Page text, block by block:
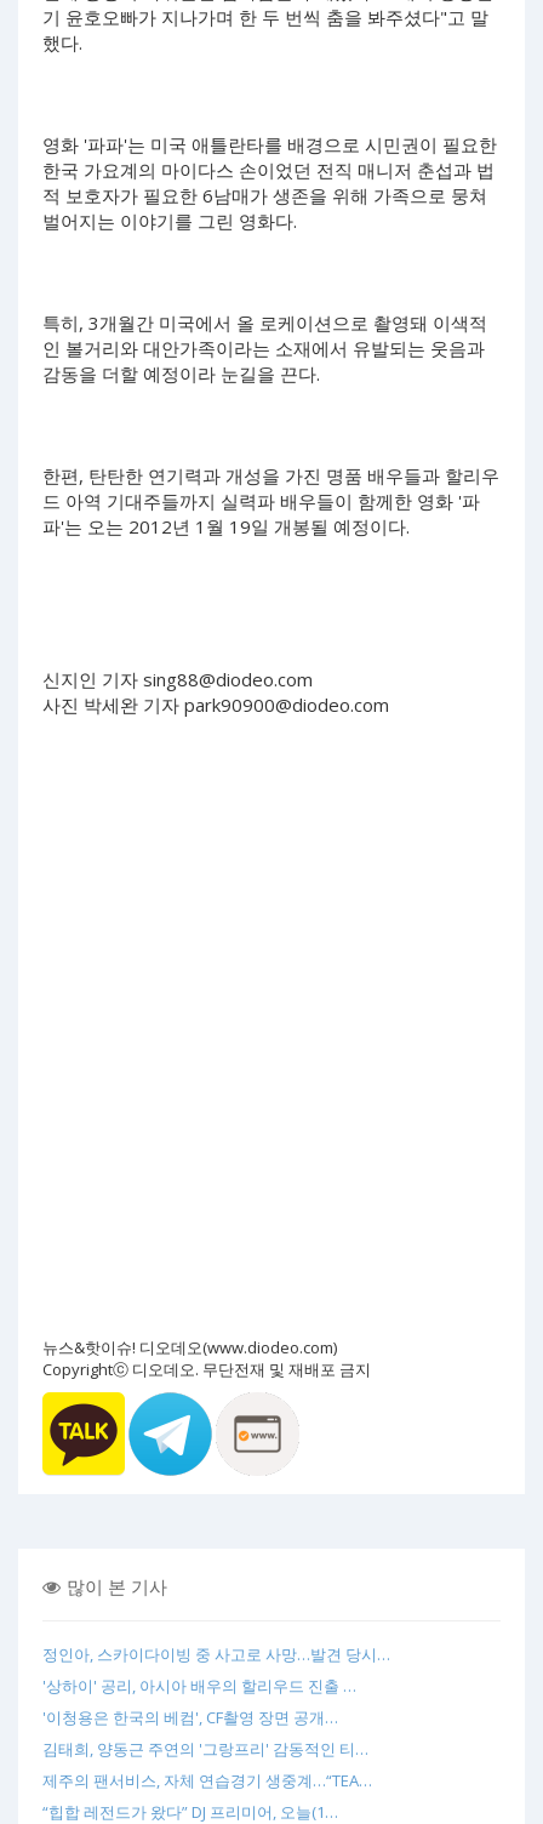
기 윤호오빠가 지나가며 한 두 번씩 춤을 봐주셨다"고 말
했다.
영화 '파파'는 미국 애틀란타를 배경으로 시민권이 필요한
한국 가요계의 마이다스 손이었던 전직 매니저 춘섭과 법
적 보호자가 필요한 6남매가 생존을 위해 가족으로 뭉쳐
벌어지는 이야기를 그린 영화다.
특히, 3개월간 미국에서 올 로케이션으로 촬영돼 이색적
인 볼거리와 대안가족이라는 소재에서 유발되는 웃음과
감동을 더할 예정이라 눈길을 끈다.
한편, 탄탄한 연기력과 개성을 가진 명품 배우들과 할리우
드 아역 기대주들까지 실력파 배우들이 함께한 영화 '파
파'는 오는 2012년 1월 19일 개봉될 예정이다.
신지인 기자 sing88@diodeo.com
사진 박세완 기자 park90900@diodeo.com
뉴스&핫이슈! 디오데오(www.diodeo.com)
Copyrightⓒ 디오데오. 무단전재 및 재배포 금지
많이 본 기사
정인아, 스카이다이빙 중 사고로 사망…발견 당시…
'상하이' 공리, 아시아 배우의 할리우드 진출 …
'이청용은 한국의 베컴', CF촬영 장면 공개…
김태희, 양동근 주연의 '그랑프리' 감동적인 티…
제주의 팬서비스, 자체 연습경기 생중계…“TEA…
“힙합 레전드가 왔다” DJ 프리미어, 오늘(1…